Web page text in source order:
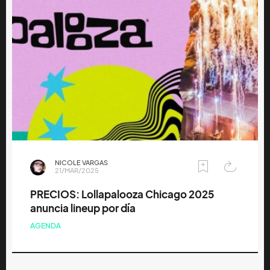
NICOLE VARGAS
21/MAR/2025
PRECIOS: Lollapalooza Chicago 2025
anuncia lineup por día
AGENDA